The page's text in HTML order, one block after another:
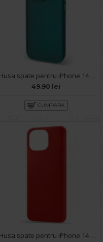
Husa spate pentru iPhone 14 Pro Max - Catwalk Case Verde
49.90 lei
CUMPARA
Husa spate pentru iPhone 14 Pro Max - Silicon Line Rosu